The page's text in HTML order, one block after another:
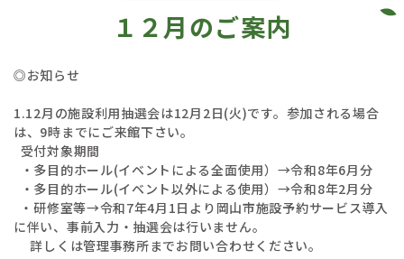
１２月のご案内
◎お知らせ
1.12月の施設利用抽選会は12月2日(火)です。参加される場合
は、9時までにご来館下さい。
受付対象期間
・多目的ホール(イベントによる全面使用）→令和8年6月分
・多目的ホール(イベント以外による使用）→令和8年2月分
・研修室等→令和7年4月1日より岡山市施設予約サービス導入
に伴い、事前入力・抽選会は行いません。
詳しくは管理事務所までお問い合わせください。